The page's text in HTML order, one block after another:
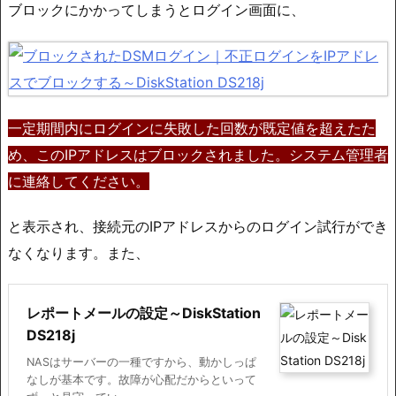
ブロックにかかってしまうとログイン画面に、
一定期間内にログインに失敗した回数が既定値を超えたた
め、このIPアドレスはブロックされました。システム管理者
に連絡してください。
と表示され、接続元のIPアドレスからのログイン試行ができ
なくなります。また、
レポートメールの設定～DiskStation
DS218j
NASはサーバーの一種ですから、動かしっぱ
なしが基本です。故障が心配だからといって